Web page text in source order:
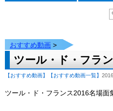
おすすめ動画 >
ツール・ド・フラ
【おすすめ動画】 【おすすめ動画一覧】
ツール・ド・フランス2016名場面